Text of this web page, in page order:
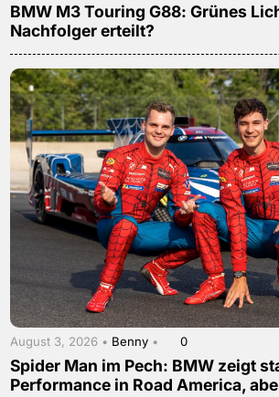
BMW M3 Touring G88: Grünes
Nachfolger erteilt?
August 3, 2026 • Benny • 0
Spider Man im Pech: BMW zeigt
Performance in Road America,